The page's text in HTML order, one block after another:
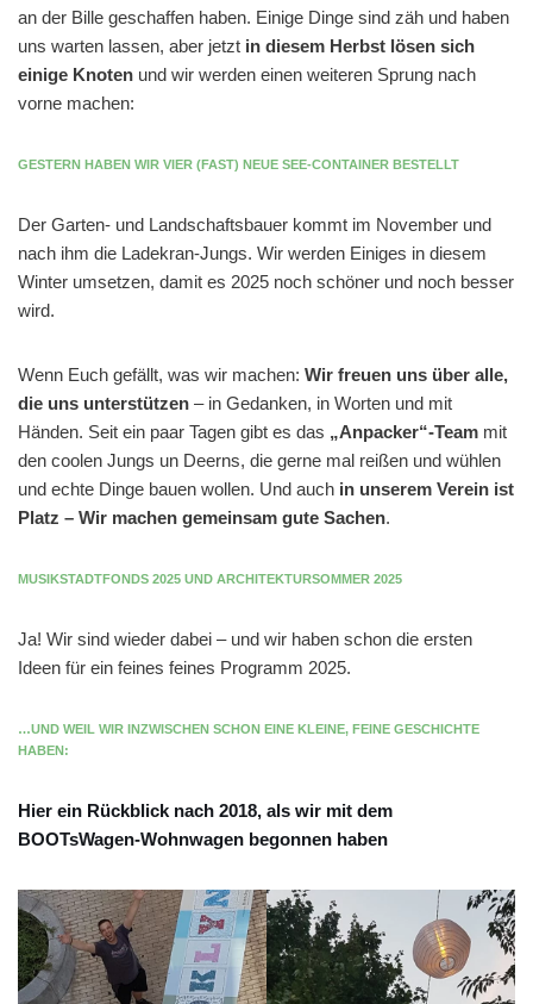
an der Bille geschaffen haben. Einige Dinge sind zäh und haben
uns warten lassen, aber jetzt in diesem Herbst lösen sich
einige Knoten und wir werden einen weiteren Sprung nach
vorne machen:
GESTERN HABEN WIR VIER (FAST) NEUE SEE-CONTAINER BESTELLT
Der Garten- und Landschaftsbauer kommt im November und
nach ihm die Ladekran-Jungs. Wir werden Einiges in diesem
Winter umsetzen, damit es 2025 noch schöner und noch besser
wird.
Wenn Euch gefällt, was wir machen: Wir freuen uns über alle,
die uns unterstützen – in Gedanken, in Worten und mit
Händen. Seit ein paar Tagen gibt es das „Anpacker“-Team mit
den coolen Jungs un Deerns, die gerne mal reißen und wühlen
und echte Dinge bauen wollen. Und auch in unserem Verein ist
Platz – Wir machen gemeinsam gute Sachen.
MUSIKSTADTFONDS 2025 UND ARCHITEKTURSOMMER 2025
Ja! Wir sind wieder dabei – und wir haben schon die ersten
Ideen für ein feines feines Programm 2025.
…UND WEIL WIR INZWISCHEN SCHON EINE KLEINE, FEINE GESCHICHTE
HABEN:
Hier ein Rückblick nach 2018, als wir mit dem
BOOTsWagen-Wohnwagen begonnen haben